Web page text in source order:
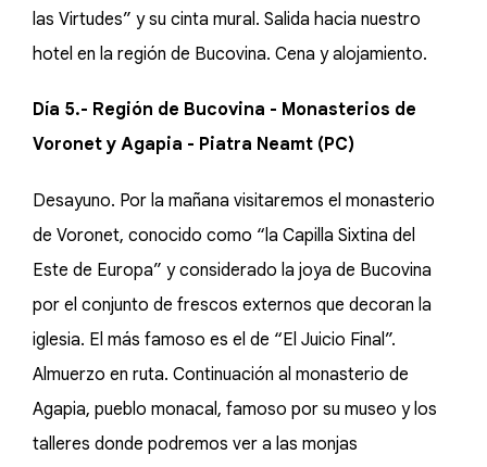
las Virtudes” y su cinta mural. Salida hacia nuestro
hotel en la región de Bucovina. Cena y alojamiento.
Día 5.- Región de Bucovina - Monasterios de
Voronet y Agapia - Piatra Neamt (PC)
Desayuno. Por la mañana visitaremos el monasterio
de Voronet, conocido como “la Capilla Sixtina del
Este de Europa” y considerado la joya de Bucovina
por el conjunto de frescos externos que decoran la
iglesia. El más famoso es el de “El Juicio Final”.
Almuerzo en ruta. Continuación al monasterio de
Agapia, pueblo monacal, famoso por su museo y los
talleres donde podremos ver a las monjas